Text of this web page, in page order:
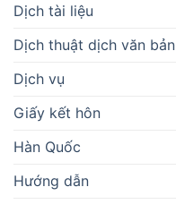
Dịch tài liệu
Dịch thuật dịch văn bản
Dịch vụ
Giấy kết hôn
Hàn Quốc
Hướng dẫn